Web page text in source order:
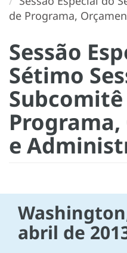
de Programa,
Sessão
Sétimo
e
abril de